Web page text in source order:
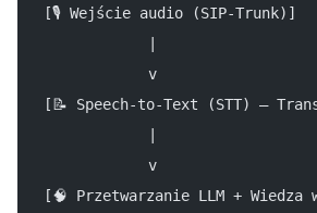
[🎙 Wejście audio (SIP-Trunk)]
            v
[📝 Speech-to-Text (STT) –
            v
[🧠 Przetwarzanie LLM + Wiedza